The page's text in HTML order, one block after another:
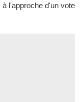
l'approche d'un vote